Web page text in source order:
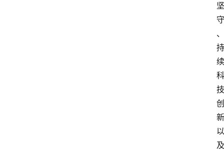
坚
守
、
持
续
科
技
创
新
以
及